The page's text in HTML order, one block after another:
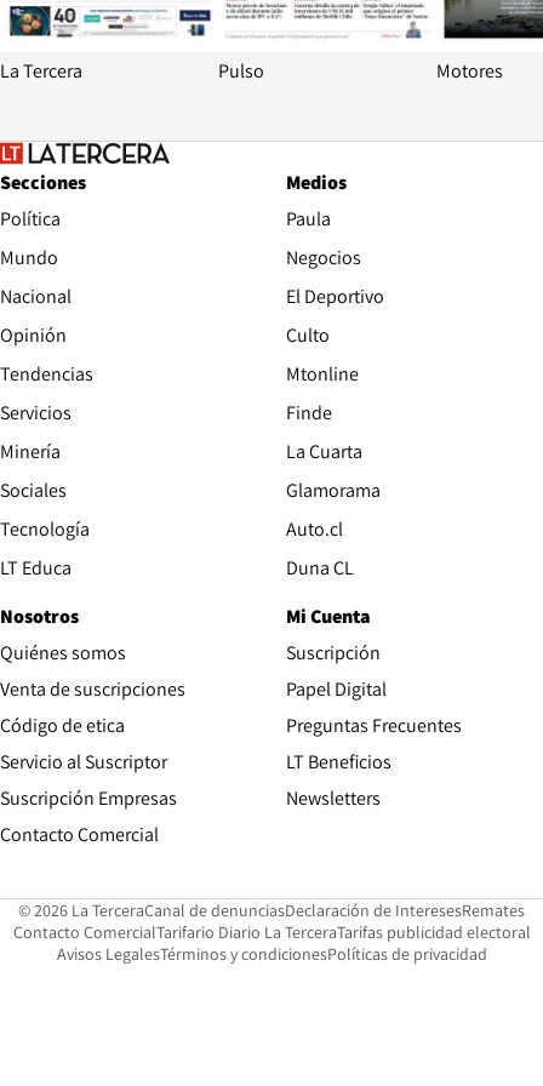
La Tercera Pulso Motores
Secciones
Política
Mundo
Nacional
Opinión
Tendencias
Servicios
Minería
Sociales
Tecnología
LT Educa
Medios
Paula
Negocios
El Deportivo
Culto
Mtonline
Finde
La Cuarta
Glamorama
Auto.cl
Duna CL
Nosotros
Quiénes somos
Venta de suscripciones
Código de etica Opens in new window
Servicio al Suscriptor
Suscripción Empresas
Contacto Comercial
Mi Cuenta
Suscripción
Papel Digital
Preguntas Frecuentes
LT Beneficios
Newsletters
© 2026 La TerceraCanal de denunciasOpens in new window
Declaración de InteresesOpens in
Remates
Contacto ComercialOpens in new window
Tarifario Diario La TerceraOpens in new window
Tarifas publicidad electoral
Avisos LegalesOpens in new window
Términos y condicionesPolíticas de privacidad